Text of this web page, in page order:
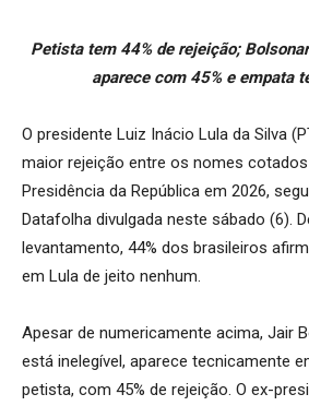
Petista tem 44% de rejeição;
aparece com 45% e empata
O presidente Luiz Inácio Lula da Silva
maior rejeição entre os nomes
Presidência da República em 2026,
Datafolha divulgada neste sábado (6).
levantamento, 44% dos brasileiros
em Lula de jeito nenhum.
Apesar de numericamente acima, Jair
está inelegível, aparece tecnicamente
petista, com 45% de rejeição. O ex-